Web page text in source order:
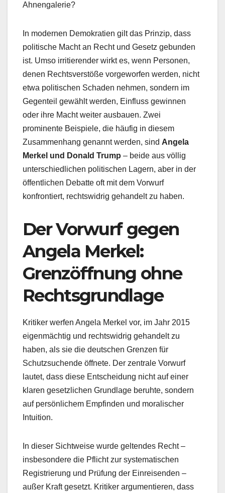
Ahnengalerie?
In modernen Demokratien gilt das Prinzip, dass
politische Macht an Recht und Gesetz gebunden
ist. Umso irritierender wirkt es, wenn Personen,
denen Rechtsverstöße vorgeworfen werden, nicht
etwa politischen Schaden nehmen, sondern im
Gegenteil gewählt werden, Einfluss gewinnen
oder ihre Macht weiter ausbauen. Zwei
prominente Beispiele, die häufig in diesem
Zusammenhang genannt werden, sind Angela
Merkel und Donald Trump – beide aus völlig
unterschiedlichen politischen Lagern, aber in der
öffentlichen Debatte oft mit dem Vorwurf
konfrontiert, rechtswidrig gehandelt zu haben.
Der Vorwurf gegen
Angela Merkel:
Grenzöffnung ohne
Rechtsgrundlage
Kritiker werfen Angela Merkel vor, im Jahr 2015
eigenmächtig und rechtswidrig gehandelt zu
haben, als sie die deutschen Grenzen für
Schutzsuchende öffnete. Der zentrale Vorwurf
lautet, dass diese Entscheidung nicht auf einer
klaren gesetzlichen Grundlage beruhte, sondern
auf persönlichem Empfinden und moralischer
Intuition.
In dieser Sichtweise wurde geltendes Recht –
insbesondere die Pflicht zur systematischen
Registrierung und Prüfung der Einreisenden –
außer Kraft gesetzt. Kritiker argumentieren, dass